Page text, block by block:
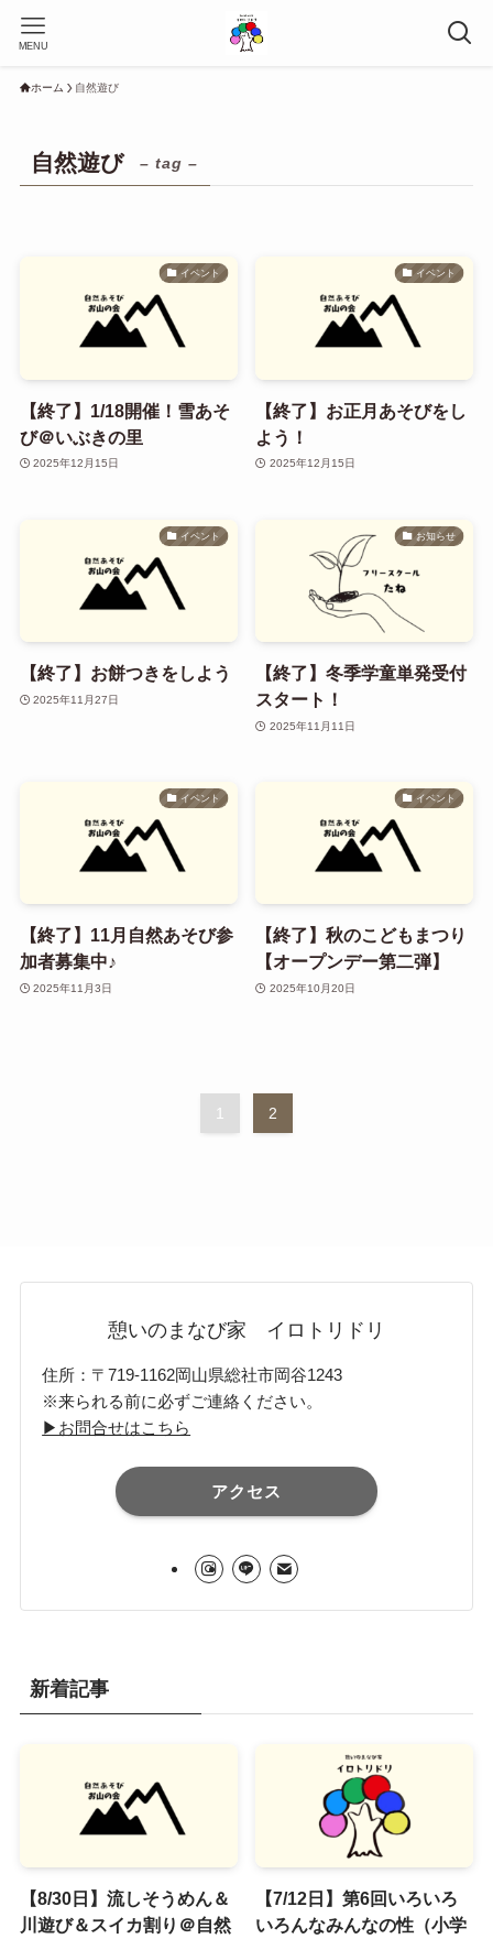
MENU
ホーム 自然遊び
自然遊び – tag –
イベント
【終了】1/18開催！雪あそ
び＠いぶきの里
2025年12月15日
イベント
【終了】お正月あそびをし
よう！
2025年12月15日
イベント
【終了】お餅つきをしよう
2025年11月27日
お知らせ
【終了】冬季学童単発受付
スタート！
2025年11月11日
イベント
【終了】11月自然あそび参
加者募集中♪
2025年11月3日
イベント
【終了】秋のこどもまつり
【オープンデー第二弾】
2025年10月20日
1 2
憩いのまなび家 イロトリドリ
住所：〒719-1162岡山県総社市岡谷1243
※来られる前に必ずご連絡ください。
▶お問合せはこちら
アクセス
新着記事
【8/30日】流しそうめん＆
川遊び＆スイカ割り＠自然
【7/12日】第6回いろいろ
いろんなみんなの性（小学